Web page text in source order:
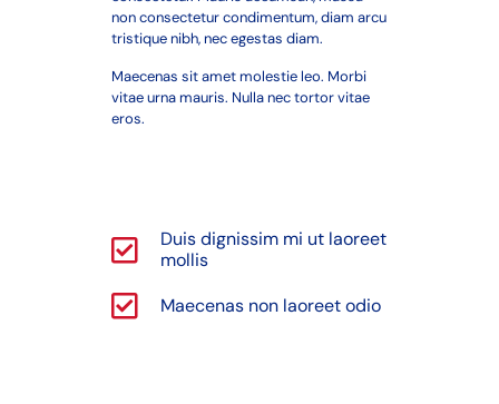
non consectetur condimentum, diam arcu
tristique nibh, nec egestas diam.
Maecenas sit amet molestie leo. Morbi
vitae urna mauris. Nulla nec tortor vitae
eros.
Duis dignissim mi ut laoreet
mollis
Maecenas non laoreet odio